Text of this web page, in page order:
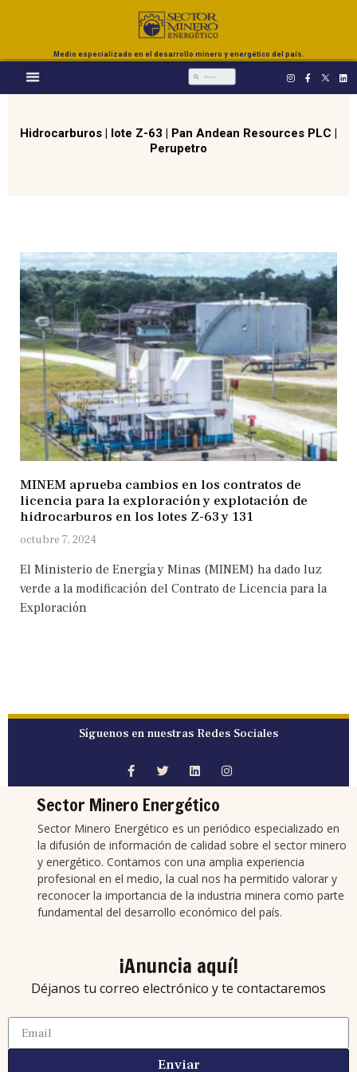
Medio especializado en el desarrollo minero y energético del país.
Hidrocarburos | lote Z-63 | Pan Andean Resources PLC |
Perupetro
MINEM aprueba cambios en los contratos de
licencia para la exploración y explotación de
hidrocarburos en los lotes Z-63 y 131
octubre 7, 2024
El Ministerio de Energía y Minas (MINEM) ha dado luz
verde a la modificación del Contrato de Licencia para la
Exploración
Síguenos en nuestras Redes Sociales
Sector Minero Energético
Sector Minero Energético es un periódico especializado en
la difusión de información de calidad sobre el sector minero
y energético. Contamos con una amplia experiencia
profesional en el medio, la cual nos ha permitido valorar y
reconocer la importancia de la industria minera como parte
fundamental del desarrollo económico del país.
¡Anuncia aquí!
Déjanos tu correo electrónico y te contactaremos
Enviar